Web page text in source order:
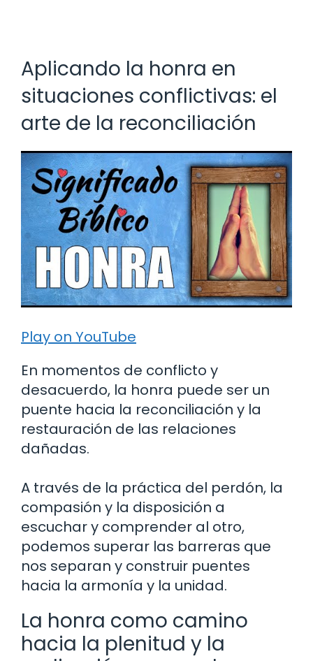
Aplicando la honra en
situaciones conflictivas: el
arte de la reconciliación
Play on YouTube
En momentos de conflicto y
desacuerdo, la honra puede ser un
puente hacia la reconciliación y la
restauración de las relaciones
dañadas.
A través de la práctica del perdón, la
compasión y la disposición a
escuchar y comprender al otro,
podemos superar las barreras que
nos separan y construir puentes
hacia la armonía y la unidad.
La honra como camino
hacia la plenitud y la